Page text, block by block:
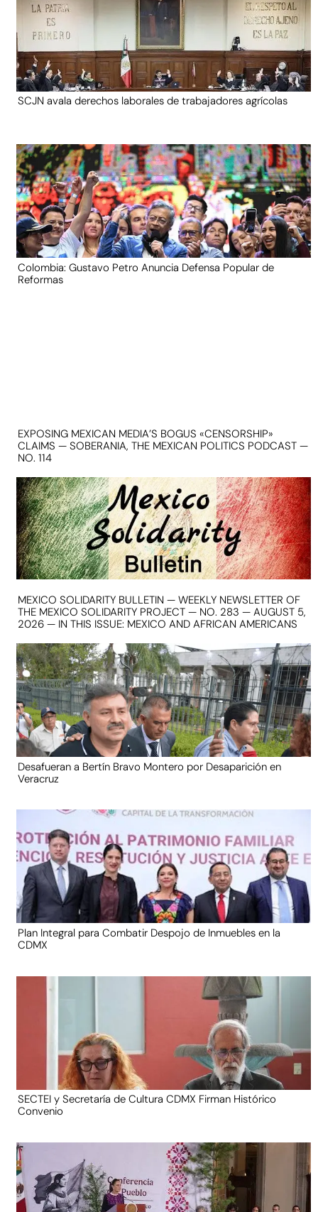
SCJN avala derechos laborales de trabajadores agrícolas
Colombia: Gustavo Petro Anuncia Defensa Popular de
Reformas
EXPOSING MEXICAN MEDIA’S BOGUS «CENSORSHIP»
CLAIMS — SOBERANIA, THE MEXICAN POLITICS PODCAST —
NO. 114
MEXICO SOLIDARITY BULLETIN — WEEKLY NEWSLETTER OF
THE MEXICO SOLIDARITY PROJECT — NO. 283 — AUGUST 5,
2026 — IN THIS ISSUE: MEXICO AND AFRICAN AMERICANS
Desafueran a Bertín Bravo Montero por Desaparición en
Veracruz
Plan Integral para Combatir Despojo de Inmuebles en la
CDMX
SECTEI y Secretaría de Cultura CDMX Firman Histórico
Convenio